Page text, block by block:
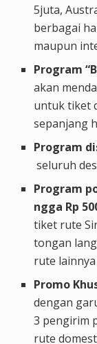
5juta,
berbagai
maupun
Program
akan
untuk tiket
sepanjang
Program
seluruh
Program
ngga Rp
tiket rute
tongan
rute lainnya
Promo
dengan
3 pengirim
rute